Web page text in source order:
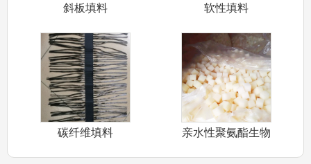
斜板填料 软性填料
碳纤维填料
亲水性聚氨酯生物